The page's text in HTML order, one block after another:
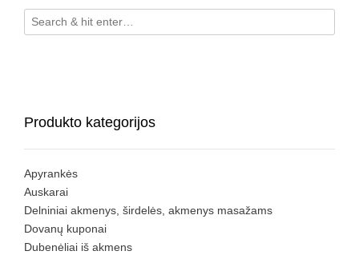
Produkto kategorijos
Apyrankės
Auskarai
Delniniai akmenys, širdelės, akmenys masažams
Dovanų kuponai
Dubenėliai iš akmens